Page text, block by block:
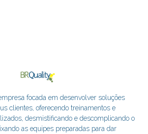
focada em desenvolver soluções
clientes, oferecendo treinamentos e
desmistificando e descomplicando o
as equipes preparadas para dar